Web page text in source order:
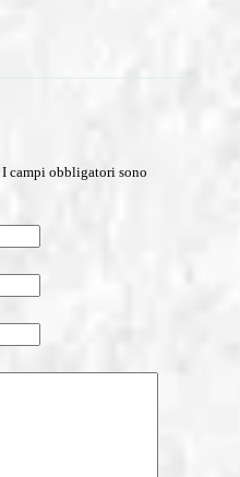
I campi obbligatori sono